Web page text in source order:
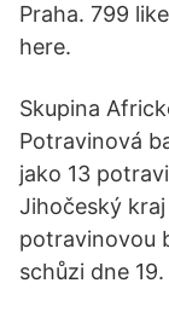
Praha. 799
here.
Skupina
Potravinová
jako 13
Jihočeský
potravinovou
schůzi dne 19.